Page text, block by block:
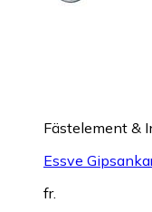
Fästelement &
Essve
fr.